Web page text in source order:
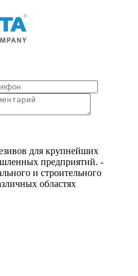
для крупнейших
предприятий. -
и строительного
областях